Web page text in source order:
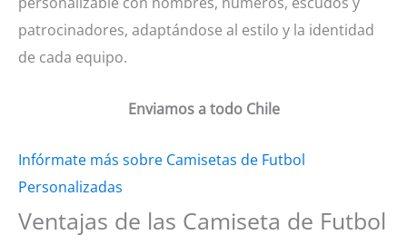
patrocinadores, adaptándose al estilo y la identidad
de cada equipo.
Enviamos a todo Chile
Infórmate más sobre Camisetas de Futbol
Personalizadas
Ventajas de las Camiseta de Futbol